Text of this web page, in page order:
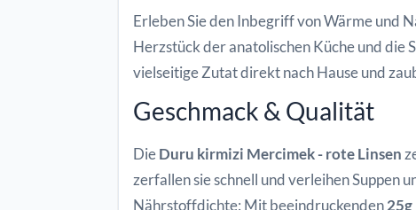
Erleben Sie den Inbegriff von Wärme und
Herzstück der anatolischen Küche und die
vielseitige Zutat direkt nach Hause und
Geschmack & Qualität
DieDuru kirmizi Mercimek - rote Linsen
zerfallen sie schnell und verleihen Suppen
Nährstoffdichte: Mit beeindruckenden25g